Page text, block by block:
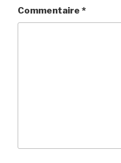
Commentaire *